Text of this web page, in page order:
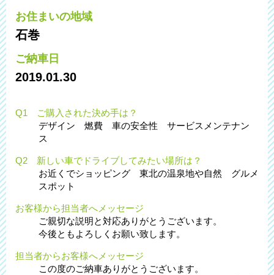
お住まいの地域
石巻
ご納車日
2019.01.30
Q1 ご購入された決め手は？
デザイン 燃費 車の安全性 サービスメンテナン
ス
Q2 新しい車でドライブしてみたい場所は？
お近くでショッピング 東北の温泉地や自然 グルメ
スポット
お客様から担当者へメッセージ
ご親切な説明と対応ありがとうございます。
今後ともよろしくお願い致します。
担当者からお客様へメッセージ
この度のご納車ありがとうございます。